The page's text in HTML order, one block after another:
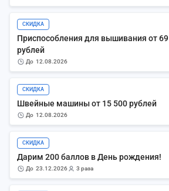
СКИДКА
Приспособления для вышивания от 69
рублей
до 12.08.2026
СКИДКА
Швейные машины от 15 500 рублей
до 12.08.2026
СКИДКА
Дарим 200 баллов в День рождения!
до 23.12.2026 3 раза